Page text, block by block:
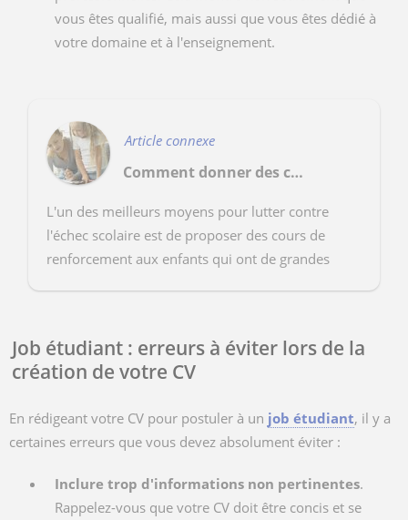
vous êtes qualifié, mais aussi que vous êtes dédié à
votre domaine et à l'enseignement.
Article connexe
Comment donner des cours de soutien scolaire niveau primaire ?
L'un des meilleurs moyens pour lutter contre
l'échec scolaire est de proposer des cours de
renforcement aux enfants qui ont de grandes
Job étudiant : erreurs à éviter lors de la
création de votre CV
En rédigeant votre CV pour postuler à un job étudiant, il y a
certaines erreurs que vous devez absolument éviter :
Inclure trop d'informations non pertinentes.
Rappelez-vous que votre CV doit être concis et se